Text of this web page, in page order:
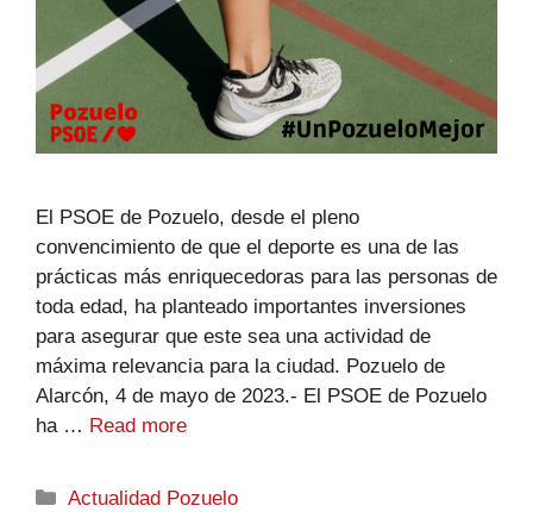
El PSOE de Pozuelo, desde el pleno
convencimiento de que el deporte es una de las
prácticas más enriquecedoras para las personas de
toda edad, ha planteado importantes inversiones
para asegurar que este sea una actividad de
máxima relevancia para la ciudad. Pozuelo de
Alarcón, 4 de mayo de 2023.- El PSOE de Pozuelo
ha … Read more
Actualidad Pozuelo